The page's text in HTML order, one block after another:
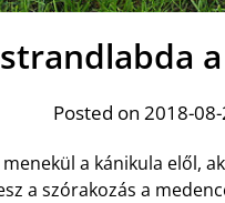
Posted on 2018-
a kánikula elől,
a szórakozás a